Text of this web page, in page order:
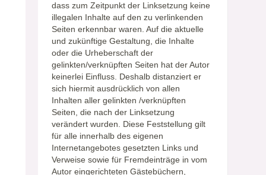
dass zum Zeitpunkt der Linksetzung keine
illegalen Inhalte auf den zu verlinkenden
Seiten erkennbar waren. Auf die aktuelle
und zukünftige Gestaltung, die Inhalte
oder die Urheberschaft der
gelinkten/verknüpften Seiten hat der Autor
keinerlei Einfluss. Deshalb distanziert er
sich hiermit ausdrücklich von allen
Inhalten aller gelinkten /verknüpften
Seiten, die nach der Linksetzung
verändert wurden. Diese Feststellung gilt
für alle innerhalb des eigenen
Internetangebotes gesetzten Links und
Verweise sowie für Fremdeinträge in vom
Autor eingerichteten Gästebüchern,